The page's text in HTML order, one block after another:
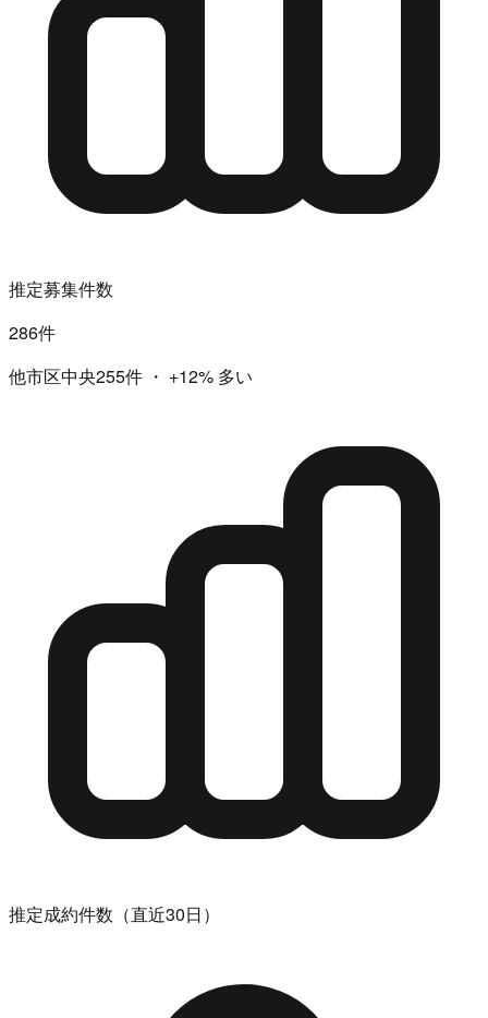
推定募集件数
286件
他市区中央255件 ・ +12% 多い
推定成約件数（直近30日）